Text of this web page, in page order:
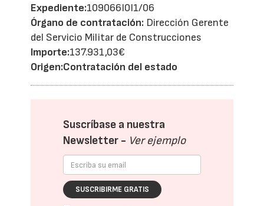
Expediente:109066I0I1/06
Órgano de contratación: Dirección Gerente
del Servicio Militar de Construcciones
Importe:137.931,03€
Origen:Contratación del estado
Suscríbase a nuestra
Newsletter - Ver ejemplo
SUSCRIBIRME GRATIS